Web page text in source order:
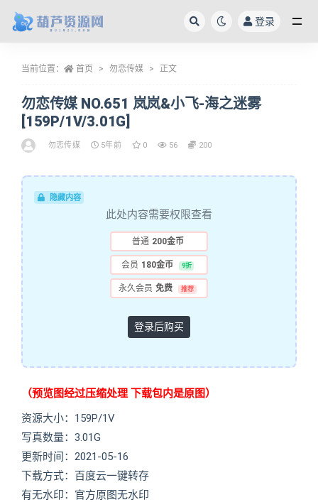
登录
当前位置： 首页 勿恋传媒 正文
勿恋传媒 NO.651 岚岚&小飞-海之迷雾
[159P/1V/3.01G]
勿恋传媒 5年前 0 56 200
隐藏内容
此处内容需要权限查看
普通 200金币
会员 180金币 9折
永久会员 免费 推荐
登录后购买
（预览图经过压缩处理 下载包内是原图）
资源大小：159P/1V
写真数量：3.01G
更新时间：2021-05-16
下载方式：百度云一键转存
有无水印：官方原图无水印